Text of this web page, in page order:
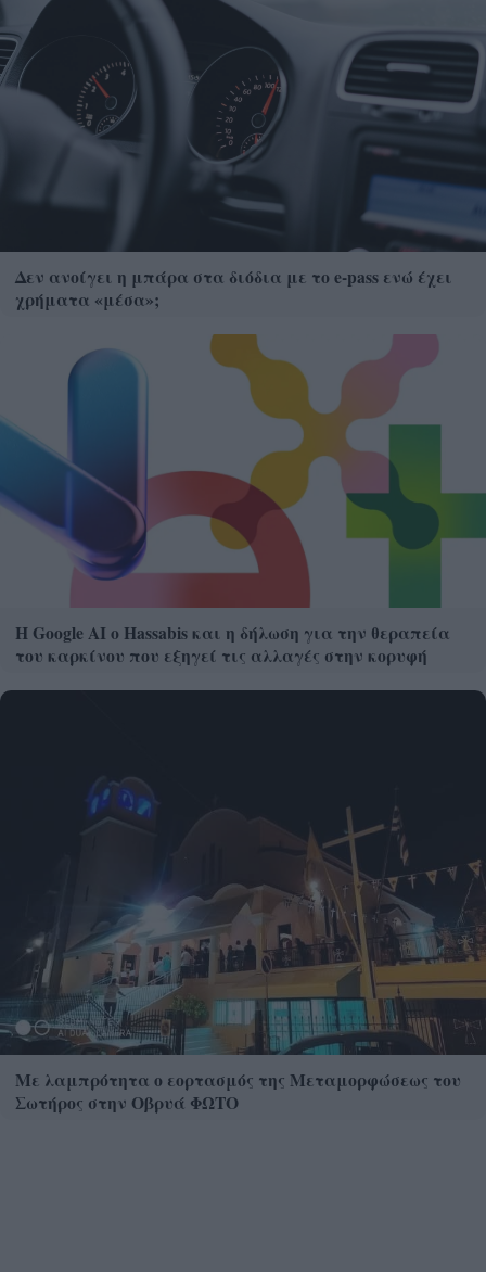
Δεν ανοίγει η μπάρα στα διόδια με το e-pass ενώ έχει
χρήματα «μέσα»;
Η Google ΑΙ ο Hassabis και η δήλωση για την θεραπεία
του καρκίνου που εξηγεί τις αλλαγές στην κορυφή
Με λαμπρότητα ο εορτασμός της Μεταμορφώσεως του
Σωτήρος στην Οβρυά ΦΩΤΟ